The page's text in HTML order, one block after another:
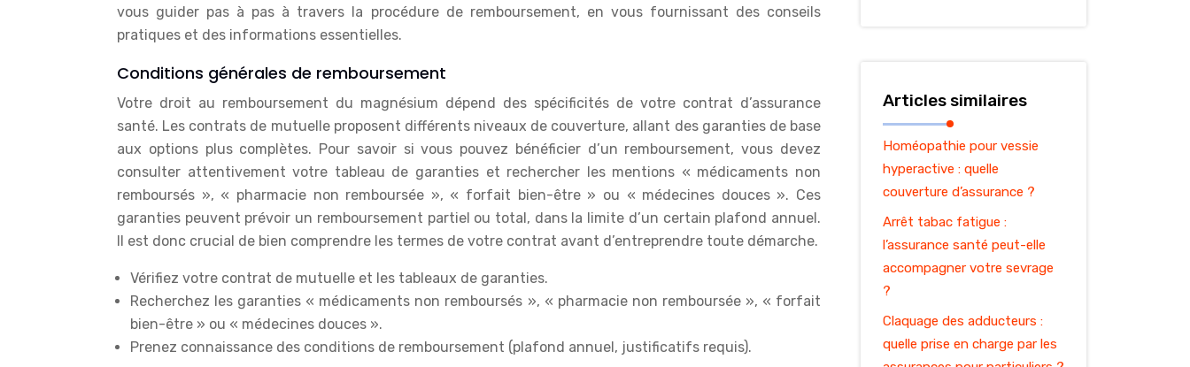
vous guider pas à pas à travers la procédure de remboursement, en vous fournissant des conseils
pratiques et des informations essentielles.
Conditions générales de remboursement
Votre droit au remboursement du magnésium dépend des spécificités de votre contrat d’assurance
santé. Les contrats de mutuelle proposent différents niveaux de couverture, allant des garanties de base
aux options plus complètes. Pour savoir si vous pouvez bénéficier d’un remboursement, vous devez
consulter attentivement votre tableau de garanties et rechercher les mentions « médicaments non
remboursés », « pharmacie non remboursée », « forfait bien-être » ou « médecines douces ». Ces
garanties peuvent prévoir un remboursement partiel ou total, dans la limite d’un certain plafond annuel.
Il est donc crucial de bien comprendre les termes de votre contrat avant d’entreprendre toute démarche.
Vérifiez votre contrat de mutuelle et les tableaux de garanties.
Recherchez les garanties « médicaments non remboursés », « pharmacie non remboursée », « forfait
bien-être » ou « médecines douces ».
Prenez connaissance des conditions de remboursement (plafond annuel, justificatifs requis).
Articles similaires
Homéopathie pour vessie
hyperactive : quelle
couverture d’assurance ?
Arrêt tabac fatigue :
l’assurance santé peut-elle
accompagner votre sevrage
?
Claquage des adducteurs :
quelle prise en charge par les